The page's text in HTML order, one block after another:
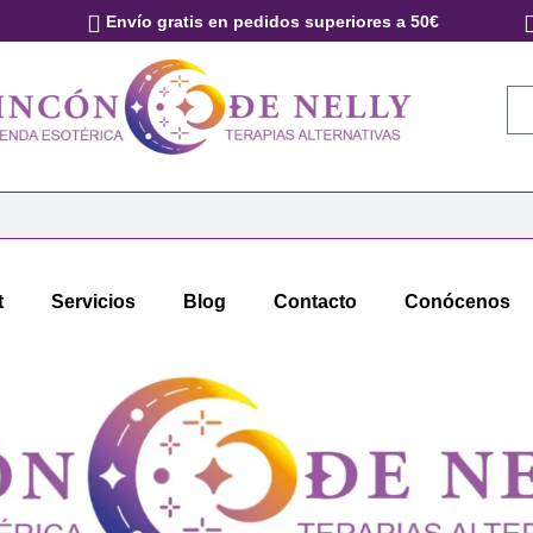
Envío gratis en pedidos superiores a 50€
Servicios Blog Contacto Conócenos